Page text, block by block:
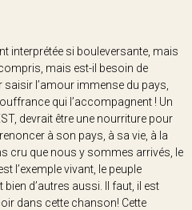
interprétée si bouleversante, mais
mais est-il besoin de
l’amour immense du pays,
qui l’accompagnent ! Un
devrait être une nourriture pour
à son pays, à sa vie, à la
cru que nous y sommes arrivés, le
l’exemple vivant, le peuple
d’autres aussi. Il faut, il est
dans cette chanson! Cette